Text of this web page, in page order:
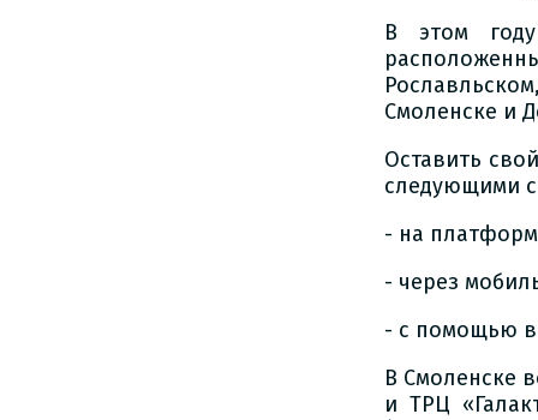
В этом
Смоленске и
Оставить
следующими
- на
- через
- с помощью
В Смоленске
и ТРЦ